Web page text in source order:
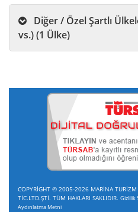
vs.) (1 Ülke)
COPYRİGHT © 2005-2026 MARİNA TURİZM
TİC.LTD.ŞTİ. TÜM HAKLARI SAKLIDIR. Gizlilik
Aydınlatma Metni